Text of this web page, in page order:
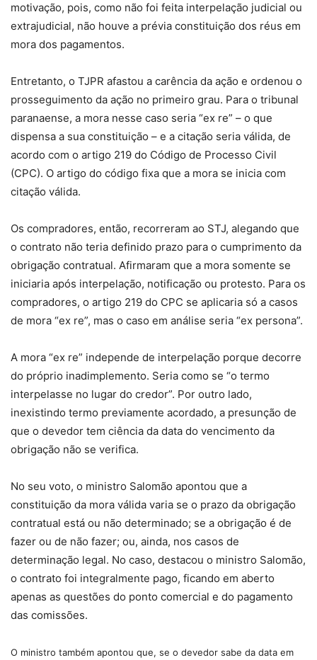
motivação, pois, como não foi feita interpelação judicial ou
extrajudicial, não houve a prévia constituição dos réus em
mora dos pagamentos.
Entretanto, o TJPR afastou a carência da ação e ordenou o
prosseguimento da ação no primeiro grau. Para o tribunal
paranaense, a mora nesse caso seria “ex re” – o que
dispensa a sua constituição – e a citação seria válida, de
acordo com o artigo 219 do Código de Processo Civil
(CPC). O artigo do código fixa que a mora se inicia com
citação válida.
Os compradores, então, recorreram ao STJ, alegando que
o contrato não teria definido prazo para o cumprimento da
obrigação contratual. Afirmaram que a mora somente se
iniciaria após interpelação, notificação ou protesto. Para os
compradores, o artigo 219 do CPC se aplicaria só a casos
de mora “ex re”, mas o caso em análise seria “ex persona”.
A mora “ex re” independe de interpelação porque decorre
do próprio inadimplemento. Seria como se “o termo
interpelasse no lugar do credor”. Por outro lado,
inexistindo termo previamente acordado, a presunção de
que o devedor tem ciência da data do vencimento da
obrigação não se verifica.
No seu voto, o ministro Salomão apontou que a
constituição da mora válida varia se o prazo da obrigação
contratual está ou não determinado; se a obrigação é de
fazer ou de não fazer; ou, ainda, nos casos de
determinação legal. No caso, destacou o ministro Salomão,
o contrato foi integralmente pago, ficando em aberto
apenas as questões do ponto comercial e do pagamento
das comissões.
O ministro também apontou que, se o devedor sabe da data em